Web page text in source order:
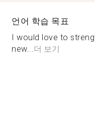
언어 학습 목표
I would love to
new...더 보기